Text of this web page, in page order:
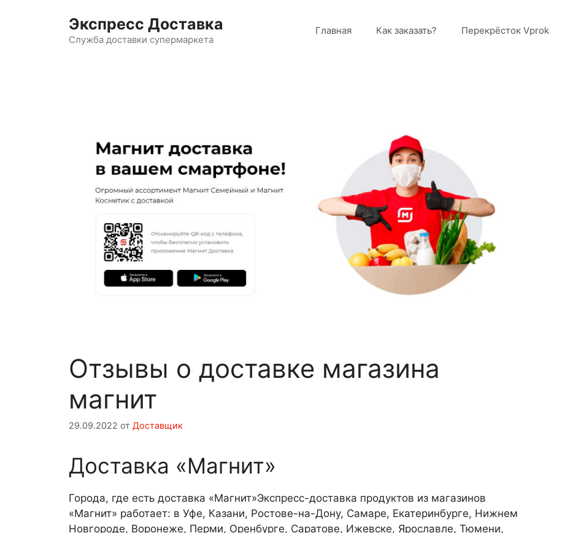
содержимому
Экспресс Доставка
Служба доставки супермаркета
Главная Как заказать? Перекрёсток Vprok
Отзывы о доставке магазина
магнит
29.09.2022 от Доставщик
Доставка «Магнит»
Города, где есть доставка «Магнит»Экспресс-доставка продуктов из магазинов
«Магнит» работает: в Уфе, Казани, Ростове-на-Дону, Самаре, Екатеринбурге, Нижнем
Новгороде, Воронеже, Перми, Оренбурге, Саратове, Ижевске, Ярославле, Тюмени,